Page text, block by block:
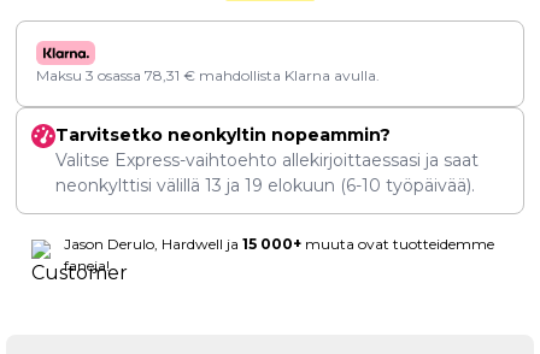
Maksu 3 osassa 78,31 € mahdollista Klarna avulla.
Tarvitsetko neonkyltin nopeammin?
Valitse Express-vaihtoehto allekirjoittaessasi ja saat
neonkylttisi välillä 13 ja 19 elokuun (6-10 työpäivää).
Jason Derulo, Hardwell ja 15 000+ muuta ovat tuotteidemme
faneja!